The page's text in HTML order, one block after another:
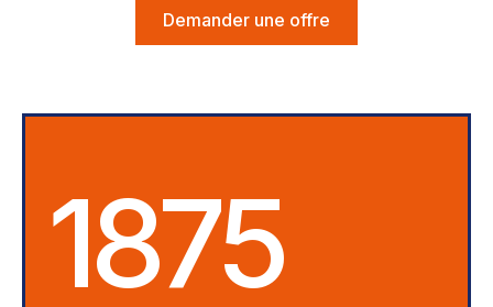
Demander une offre
1875